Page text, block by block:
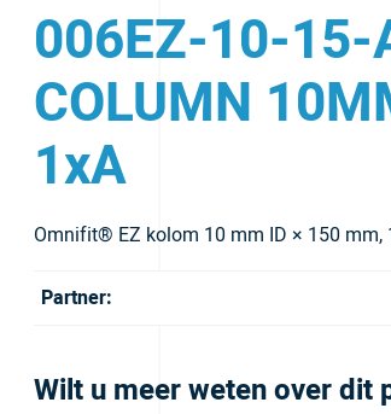
006EZ-10-15-
COLUMN
1xA
Omnifit® EZ kolom 10 mm ID × 150 mm,
Partner:
Wilt u meer weten over dit